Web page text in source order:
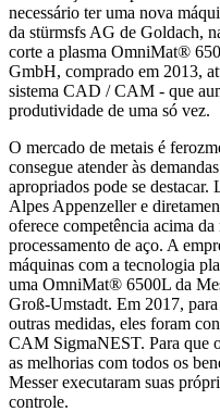
necessário ter uma nova
da stürmsfs AG de Goldach,
corte a plasma OmniMat®
GmbH, comprado em 2013,
sistema CAD / CAM - que
produtividade de uma só vez.
O mercado de metais é
consegue atender às
apropriados pode se
Alpes Appenzeller e
oferece competência acima
processamento de aço. A
máquinas com a tecnologia
uma OmniMat® 6500L da
Groß-Umstadt. Em 2017,
outras medidas, eles foram
CAM SigmaNEST. Para que
as melhorias com todos os
Messer executaram suas
controle.